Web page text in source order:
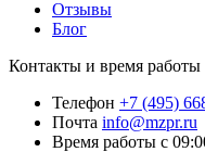
Отзывы
Блог
Контакты и время работы
Телефон +7 (495)
Почта info@mzpr.ru
Время работы с